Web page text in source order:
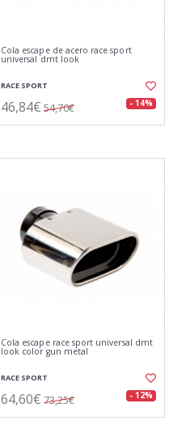
Cola escape de acero race sport
universal dmt look
RACE SPORT
46,84€ 54,70€ - 14%
Cola escape race sport universal dmt
look color gun metal
RACE SPORT
64,60€ 73,25€ - 12%